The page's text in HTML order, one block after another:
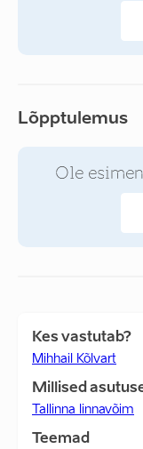
Lõpptulemus
Ole
Kes vastutab?
Mihhail Kõlvart
Millised
Tallinna linnavõim
Teemad